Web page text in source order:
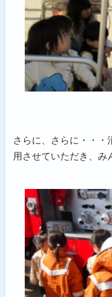
さらに、さらに・・・
用させていただき、み